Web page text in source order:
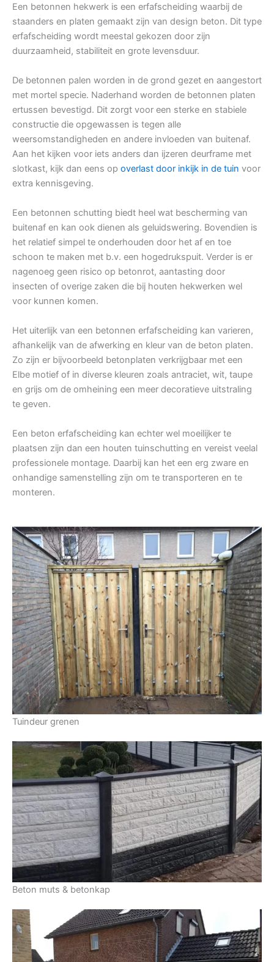
Een betonnen hekwerk is een erfafscheiding waarbij de
staanders en platen gemaakt zijn van design beton. Dit type
erfafscheiding wordt meestal gekozen door zijn
duurzaamheid, stabiliteit en grote levensduur.
De betonnen palen worden in de grond gezet en aangestort
met mortel specie. Naderhand worden de betonnen platen
ertussen bevestigd. Dit zorgt voor een sterke en stabiele
constructie die opgewassen is tegen alle
weersomstandigheden en andere invloeden van buitenaf.
Aan het kijken voor iets anders dan ijzeren deurframe met
slotkast, kijk dan eens op overlast door inkijk in de tuin voor
extra kennisgeving.
Een betonnen schutting biedt heel wat bescherming van
buitenaf en kan ook dienen als geluidswering. Bovendien is
het relatief simpel te onderhouden door het af en toe
schoon te maken met b.v. een hogedrukspuit. Verder is er
nagenoeg geen risico op betonrot, aantasting door
insecten of overige zaken die bij houten hekwerken wel
voor kunnen komen.
Het uiterlijk van een betonnen erfafscheiding kan varieren,
afhankelijk van de afwerking en kleur van de beton platen.
Zo zijn er bijvoorbeeld betonplaten verkrijgbaar met een
Elbe motief of in diverse kleuren zoals antraciet, wit, taupe
en grijs om de omheining een meer decoratieve uitstraling
te geven.
Een beton erfafscheiding kan echter wel moeilijker te
plaatsen zijn dan een houten tuinschutting en vereist veelal
professionele montage. Daarbij kan het een erg zware en
onhandige samenstelling zijn om te transporteren en te
monteren.
Tuindeur grenen
Beton muts & betonkap